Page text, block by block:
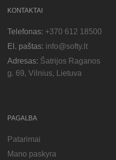
KONTAKTAI
Telefonas: +370 612 18500
El. paštas: info@softy.lt
Adresas: Šatrijos Raganos
g. 69, Vilnius, Lietuva
PAGALBA
Patarimai
Mano paskyra